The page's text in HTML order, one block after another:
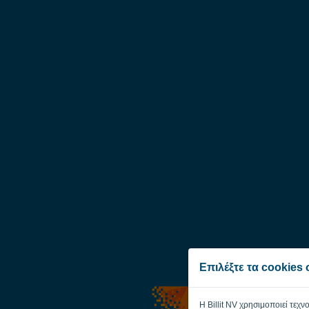
Επιλέξτε τα cookies
Η Billit NV χρησιμοποιεί